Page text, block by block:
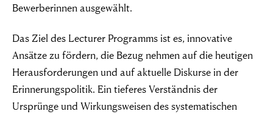
Bewerberinnen ausgewählt.
Das Ziel des Lecturer Programms ist es, innovative
Ansätze zu fördern, die Bezug nehmen auf die heutigen
Herausforderungen und auf aktuelle Diskurse in der
Erinnerungspolitik. Ein tieferes Verständnis der
Ursprünge und Wirkungsweisen des systematischen